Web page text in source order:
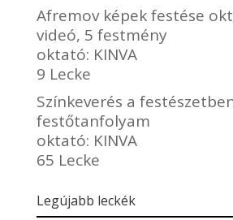
Afremov képek festése
videó, 5 festmény
oktató: KINVA
9 Lecke
Színkeverés a
festőtanfolyam
oktató: KINVA
65 Lecke
Legújabb leckék